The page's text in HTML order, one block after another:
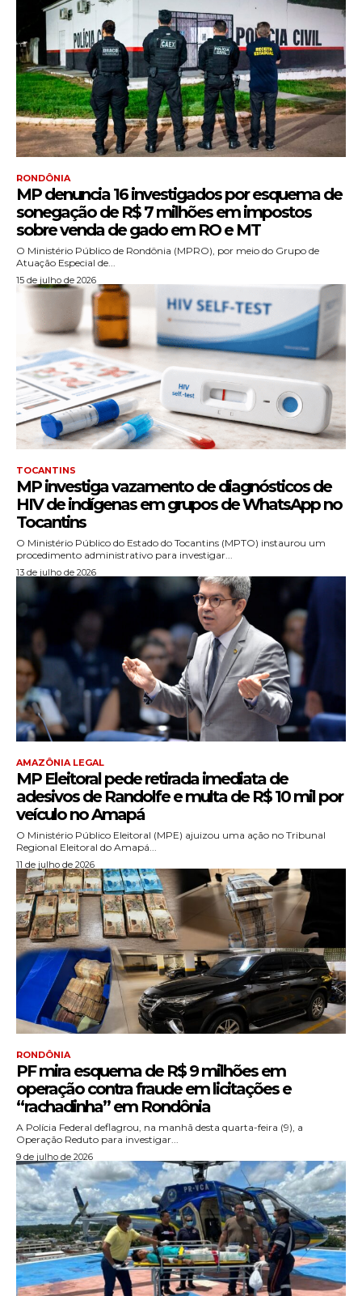
RONDÔNIA
MP denuncia 16 investigados por esquema de
sonegação de R$ 7 milhões em impostos
sobre venda de gado em RO e MT
O Ministério Público de Rondônia (MPRO), por meio do Grupo de
Atuação Especial de...
15 de julho de 2026
TOCANTINS
MP investiga vazamento de diagnósticos de
HIV de indígenas em grupos de WhatsApp no
Tocantins
O Ministério Público do Estado do Tocantins (MPTO) instaurou um
procedimento administrativo para investigar...
13 de julho de 2026
AMAZÔNIA LEGAL
MP Eleitoral pede retirada imediata de
adesivos de Randolfe e multa de R$ 10 mil por
veículo no Amapá
O Ministério Público Eleitoral (MPE) ajuizou uma ação no Tribunal
Regional Eleitoral do Amapá...
11 de julho de 2026
RONDÔNIA
PF mira esquema de R$ 9 milhões em
operação contra fraude em licitações e
“rachadinha” em Rondônia
A Polícia Federal deflagrou, na manhã desta quarta-feira (9), a
Operação Reduto para investigar...
9 de julho de 2026